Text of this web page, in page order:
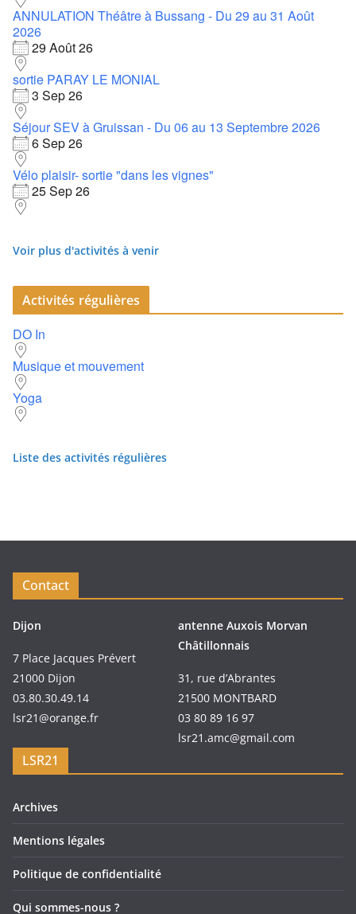
ANNULATION Théâtre à Bussang - Du 29 au 31 Août
2026
29 Août 26
sortie PARAY LE MONIAL
3 Sep 26
Séjour SEV à Gruissan - Du 06 au 13 Septembre 2026
6 Sep 26
Vélo plaisir- sortie "dans les vignes"
25 Sep 26
Voir plus d'activités à venir
Activités régulières
DO In
Musique et mouvement
Yoga
Liste des activités régulières
Contact
Dijon
7 Place Jacques Prévert
21000 Dijon
03.80.30.49.14
lsr21@orange.fr
antenne Auxois Morvan
Châtillonnais
31, rue d’Abrantes
21500 MONTBARD
03 80 89 16 97
lsr21.amc@gmail.com
LSR21
Archives
Mentions légales
Politique de confidentialité
Qui sommes-nous ?